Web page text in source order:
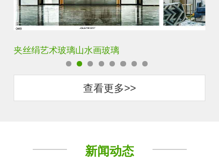
水默意境水墨山水画玻璃
查看更多>>
新闻动态